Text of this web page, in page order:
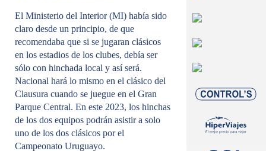
El Ministerio del Interior (MI) había sido
claro desde un principio, de que
recomendaba que si se jugaran clásicos
en los estadios de los clubes, debía ser
sólo con hinchada local y así será.
Nacional hará lo mismo en el clásico del
Clausura cuando se juegue en el Gran
Parque Central. En este 2023, los hinchas
de los dos equipos podrán asistir a solo
uno de los dos clásicos por el
Campeonato Uruguayo.